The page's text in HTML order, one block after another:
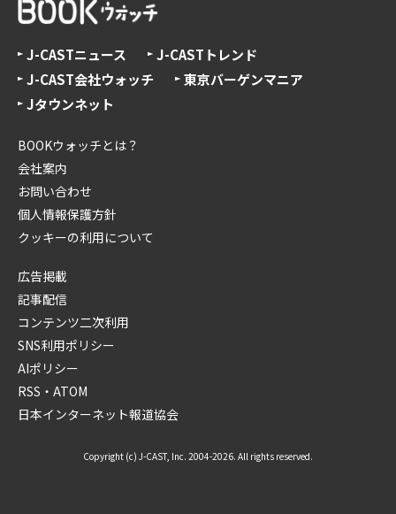
J-CASTニュース
J-CASTトレンド
J-CAST会社ウォッチ
東京バーゲンマニア
Jタウンネット
BOOKウォッチとは？
会社案内
お問い合わせ
個人情報保護方針
クッキーの利用について
広告掲載
記事配信
コンテンツ二次利用
SNS利用ポリシー
AIポリシー
RSS・ATOM
日本インターネット報道協会
Copyright (c) J-CAST, Inc. 2004-2026. All rights reserved.